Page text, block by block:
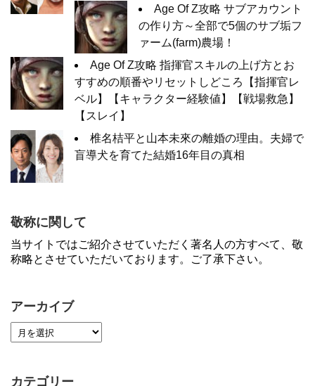
Age Of Z攻略 サブアカウント
の作り方～全部で5個のサブ垢フ
ァーム(farm)農場！
Age Of Z攻略 指揮官スキルの上げ方とお
すすめの順番やリセットしどころ【指揮官レ
ベル】【キャラクター経験値】【戦場救急】
【スレイ】
椎名桔平と山本未來の離婚の理由。夫婦で
盲導犬を育てた結婚16年目の真相
敬称に関して
当サイトではご紹介させていただく著名人の方すべて、敬
称略とさせていただいております。ご了承下さい。
アーカイブ
カテゴリー